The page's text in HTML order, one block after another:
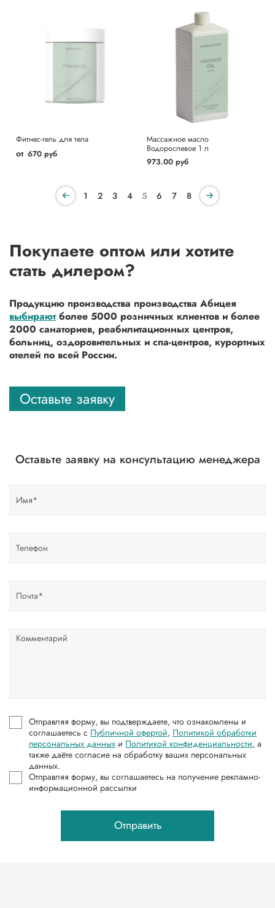
Фитнес-гель для тела
от 670 руб
Массажное масло
Водорослевое 1 л
973.00 руб
1 2 3 4 5 6 7 8
Покупаете оптом или хотите
стать дилером?
Продукцию производства производства Абицея
выбираютболее 5000 розничных клиентов и более
2000 санаториев, реабилитационных центров,
больниц, оздоровительных и спа-центров, курортных
отелей по всей России.
Оставьте заявку
Оставьте заявку на консультацию менеджера
Отправляя форму, вы подтверждаете, что ознакомлены и
соглашаетесь с Публичной офертой, Политикой обработки
персональных данных и Политикой конфиденциальности, а
также даёте согласие на обработку ваших персональных
данных.
Отправляя форму, вы соглашаетесь на получение рекламно-
информационной рассылки
Отправить